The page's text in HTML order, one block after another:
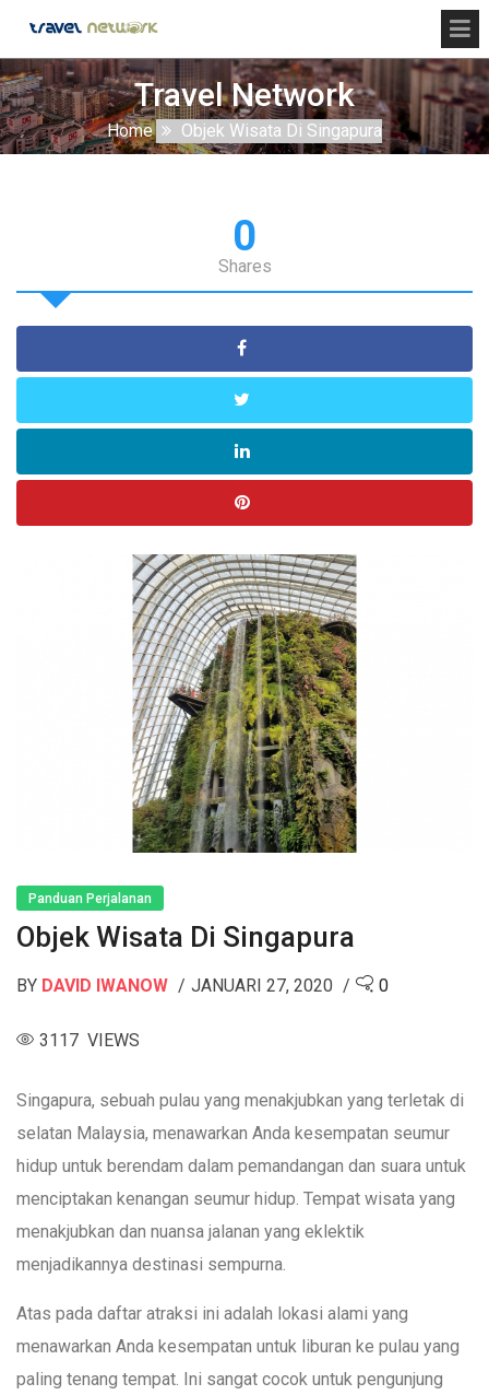
Travel Network
Home Objek Wisata Di Singapura
0
Shares
Panduan Perjalanan
Objek Wisata Di Singapura
BY DAVID IWANOW JANUARI 27, 2020 0
3117 VIEWS
Singapura, sebuah pulau yang menakjubkan yang terletak di
selatan Malaysia, menawarkan Anda kesempatan seumur
hidup untuk berendam dalam pemandangan dan suara untuk
menciptakan kenangan seumur hidup. Tempat wisata yang
menakjubkan dan nuansa jalanan yang eklektik
menjadikannya destinasi sempurna.
Atas pada daftar atraksi ini adalah lokasi alami yang
menawarkan Anda kesempatan untuk liburan ke pulau yang
paling tenang tempat. Ini sangat cocok untuk pengunjung